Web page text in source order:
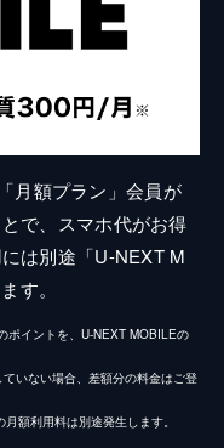
月額プラン」会員が
で、スマホ代がお得
は別途「U-NEXT M
す。
ポイントを、U-NEXT MOBILEの
いない場合、差額分の料金はご登
額利用料は別途発生します。